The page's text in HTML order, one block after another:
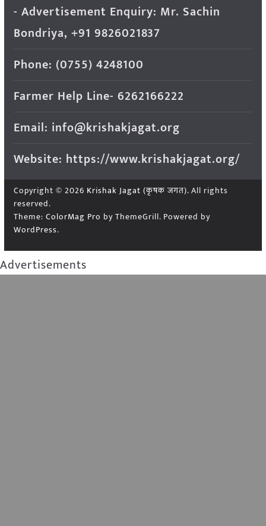
- Advertisement Enquiry: Mr. Sachin
Bondriya, +91 9826021837
Phone: (0755) 4248100
Farmer Help Line- 6262166222
Email: info@krishakjagat.org
Website: https://www.krishakjagat.org/
Copyright © 2026 Krishak Jagat (कृषक जगत). All rights
reserved.
Theme: ColorMag Pro by ThemeGrill. Powered by
WordPress.
Advertisements